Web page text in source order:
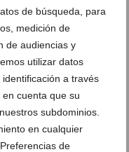
de búsqueda, para
medición de
de audiencias y
utilizar datos
a través
cuenta que su
subdominios.
en cualquier
de